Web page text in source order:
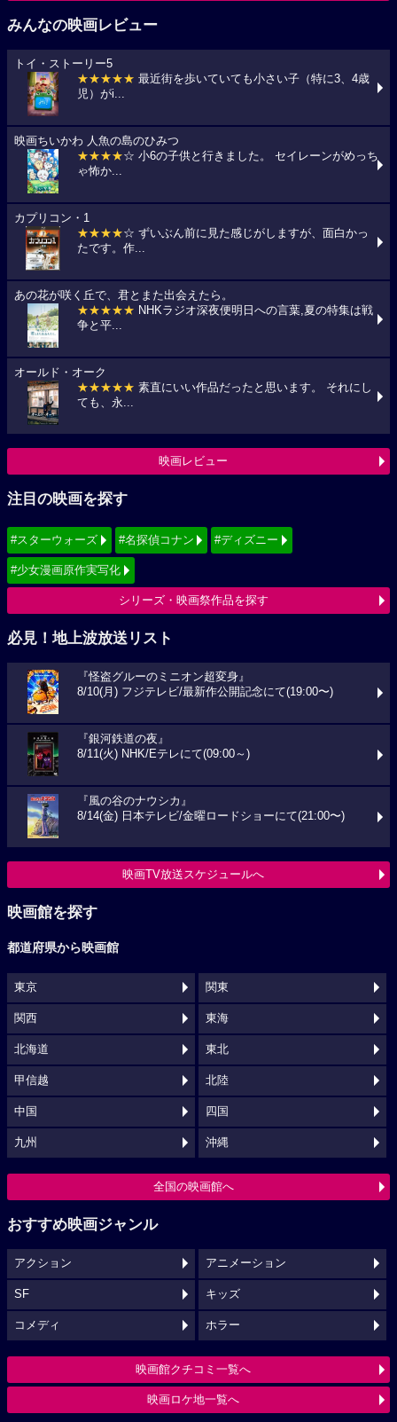
みんなの映画レビュー
トイ・ストーリー5
★★★★★ 最近街を歩いていても小さい子（特に3、4歳
児）がi...
映画ちいかわ 人魚の島のひみつ
★★★★☆ 小6の子供と行きました。 セイレーンがめっち
ゃ怖か...
カプリコン・1
★★★★☆ ずいぶん前に見た感じがしますが、面白かっ
たです。作...
あの花が咲く丘で、君とまた出会えたら。
★★★★★ NHKラジオ深夜便明日への言葉,夏の特集は戦
争と平...
オールド・オーク
★★★★★ 素直にいい作品だったと思います。 それにし
ても、永...
映画レビュー
注目の映画を探す
#スターウォーズ #名探偵コナン #ディズニー
#少女漫画原作実写化
シリーズ・映画祭作品を探す
必見！地上波放送リスト
『怪盗グルーのミニオン超変身』
8/10(月) フジテレビ/最新作公開記念にて(19:00〜)
『銀河鉄道の夜』
8/11(火) NHK/Eテレにて(09:00～)
『風の谷のナウシカ』
8/14(金) 日本テレビ/金曜ロードショーにて(21:00〜)
映画TV放送スケジュールへ
映画館を探す
都道府県から映画館
東京 関東
関西 東海
北海道 東北
甲信越 北陸
中国 四国
九州 沖縄
全国の映画館へ
おすすめ映画ジャンル
アクション アニメーション
SF キッズ
コメディ ホラー
映画館クチコミ一覧へ
映画ロケ地一覧へ